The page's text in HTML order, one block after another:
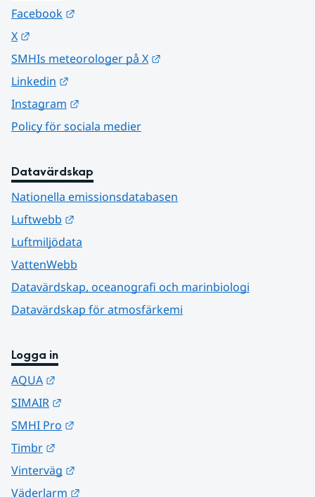
Facebook
X
SMHIs meteorologer på X
Linkedin
Instagram
Policy för sociala medier
Datavärdskap
Nationella emissionsdatabasen
Luftwebb
Luftmiljödata
VattenWebb
Datavärdskap, oceanografi och marinbiologi
Datavärdskap för atmosfärkemi
Logga in
AQUA
SIMAIR
SMHI Pro
Timbr
Vinterväg
Väderlarm